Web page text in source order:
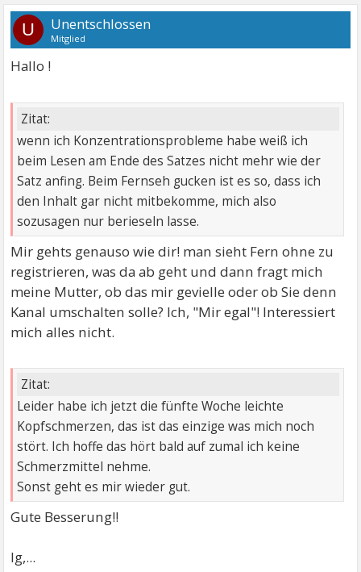
U Unentschlossen
Mitglied
Hallo !
Zitat:
wenn ich Konzentrationsprobleme habe weiß ich
beim Lesen am Ende des Satzes nicht mehr wie der
Satz anfing. Beim Fernseh gucken ist es so, dass ich
den Inhalt gar nicht mitbekomme, mich also
sozusagen nur berieseln lasse.
Mir gehts genauso wie dir! man sieht Fern ohne zu
registrieren, was da ab geht und dann fragt mich
meine Mutter, ob das mir gevielle oder ob Sie denn
Kanal umschalten solle? Ich, "Mir egal"! Interessiert
mich alles nicht.
Zitat:
Leider habe ich jetzt die fünfte Woche leichte
Kopfschmerzen, das ist das einzige was mich noch
stört. Ich hoffe das hört bald auf zumal ich keine
Schmerzmittel nehme.
Sonst geht es mir wieder gut.
Gute Besserung!!
lg,...